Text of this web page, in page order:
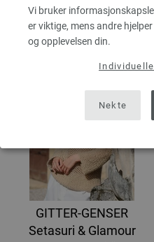
Vi bruker
er viktige, mens andre
og opplevelsen din.
Nekte
importkostnader
GITTER-GENSER
Setasuri & Glamour